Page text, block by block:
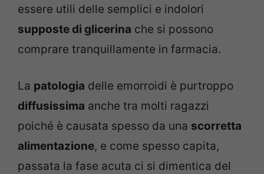
essere utili delle semplici e indolori
supposte di glicerina che si possono
comprare tranquillamente in farmacia.
La patologia delle emorroidi è purtroppo
diffusissima anche tra molti ragazzi
poiché è causata spesso da una scorretta
alimentazione, e come spesso capita,
passata la fase acuta ci si dimentica del